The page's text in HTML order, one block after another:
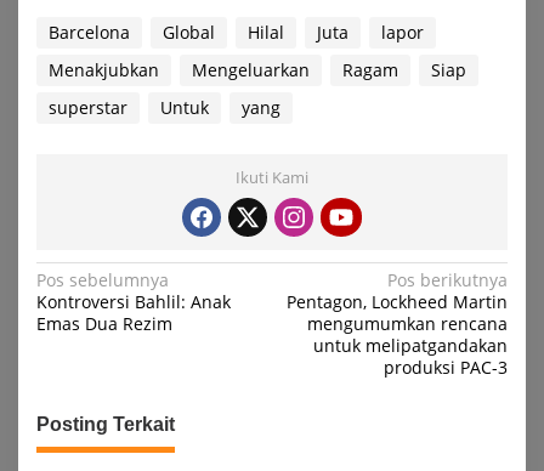
Barcelona Global Hilal Juta
lapor
Menakjubkan
Mengeluarkan Ragam
Siap
superstar
Untuk yang
Ikuti Kami
Navigasi
pos
Pos sebelumnya
Kontroversi Bahlil: Anak
Emas Dua Rezim
Pos berikutnya
Pentagon, Lockheed Martin
mengumumkan rencana
untuk melipatgandakan
produksi PAC-3
Posting Terkait